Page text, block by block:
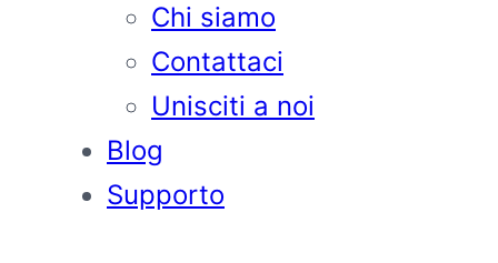
Chi siamo
Contattaci
Unisciti a noi
Blog
Supporto